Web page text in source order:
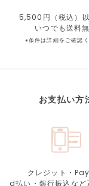
5,500円（税込）以
いつでも送料
※条件は詳細をご確認
お支払い方
クレジット・
d払い・銀行振込など